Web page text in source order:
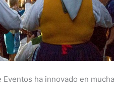
ha innovado en